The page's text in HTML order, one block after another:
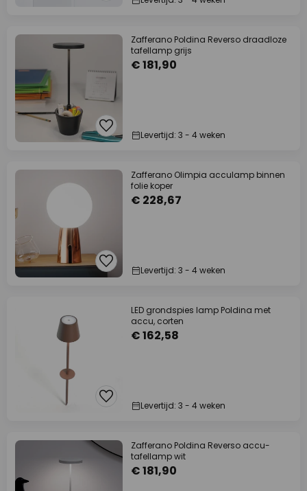
Zafferano Poldina Reverso draadloze
tafellamp grijs
€ 181,90
Levertijd: 3 - 4 weken
Zafferano Olimpia acculamp binnen
folie koper
€ 228,67
Levertijd: 3 - 4 weken
LED grondspies lamp Poldina met
accu, corten
€ 162,58
Levertijd: 3 - 4 weken
Zafferano Poldina Reverso accu-
tafellamp wit
€ 181,90